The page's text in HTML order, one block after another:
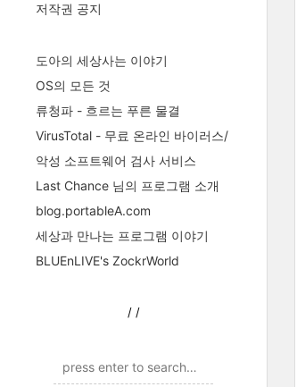
저작권 공지
도아의 세상사는 이야기
OS의 모든 것
류청파 - 흐르는 푸른 물결
VirusTotal - 무료 온라인 바이러스/
악성 소프트웨어 검사 서비스
Last Chance 님의 프로그램 소개
blog.portableA.com
세상과 만나는 프로그램 이야기
BLUEnLIVE's ZockrWorld
/ /